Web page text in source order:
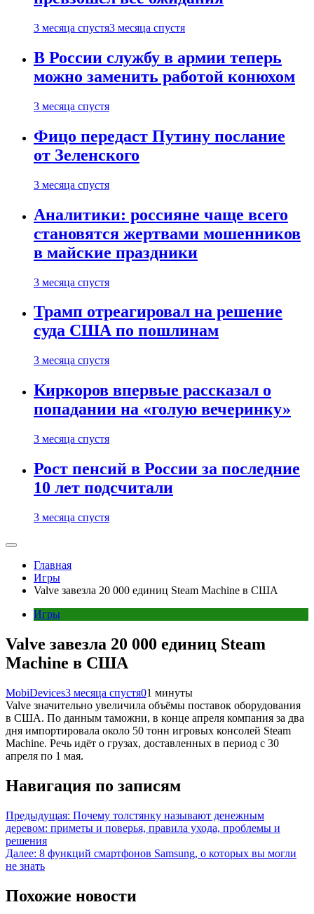
3 месяца спустя3 месяца спустя
В России службу в армии теперь
можно заменить работой конюхом
3 месяца спустя
Фицо передаст Путину послание
от Зеленского
3 месяца спустя
Аналитики: россияне чаще всего
становятся жертвами мошенников
в майские праздники
3 месяца спустя
Трамп отреагировал на решение
суда США по пошлинам
3 месяца спустя
Киркоров впервые рассказал о
попадании на «голую вечеринку»
3 месяца спустя
Рост пенсий в России за последние
10 лет подсчитали
3 месяца спустя
Главная
Игры
Valve завезла 20 000 единиц Steam Machine в США
Игры
Valve завезла 20 000 единиц Steam
Machine в США
MobiDevices3 месяца спустя01 минуты
Valve значительно увеличила объёмы поставок оборудования
в США. По данным таможни, в конце апреля компания за два
дня импортировала около 50 тонн игровых консолей Steam
Machine. Речь идёт о грузах, доставленных в период с 30
апреля по 1 мая.
Навигация по записям
Предыдущая: Почему толстянку называют денежным
деревом: приметы и поверья, правила ухода, проблемы и
решения
Далее: 8 функций смартфонов Samsung, о которых вы могли
не знать
Похожие новости